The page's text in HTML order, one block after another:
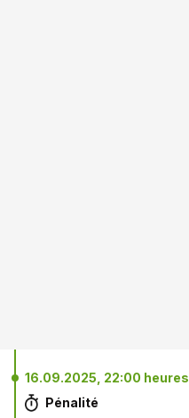
16.09.2025, 22:00 heures
Pénalité